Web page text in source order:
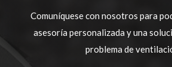
Comuníquese con nosotros para
asesoría personalizada y una
problema de